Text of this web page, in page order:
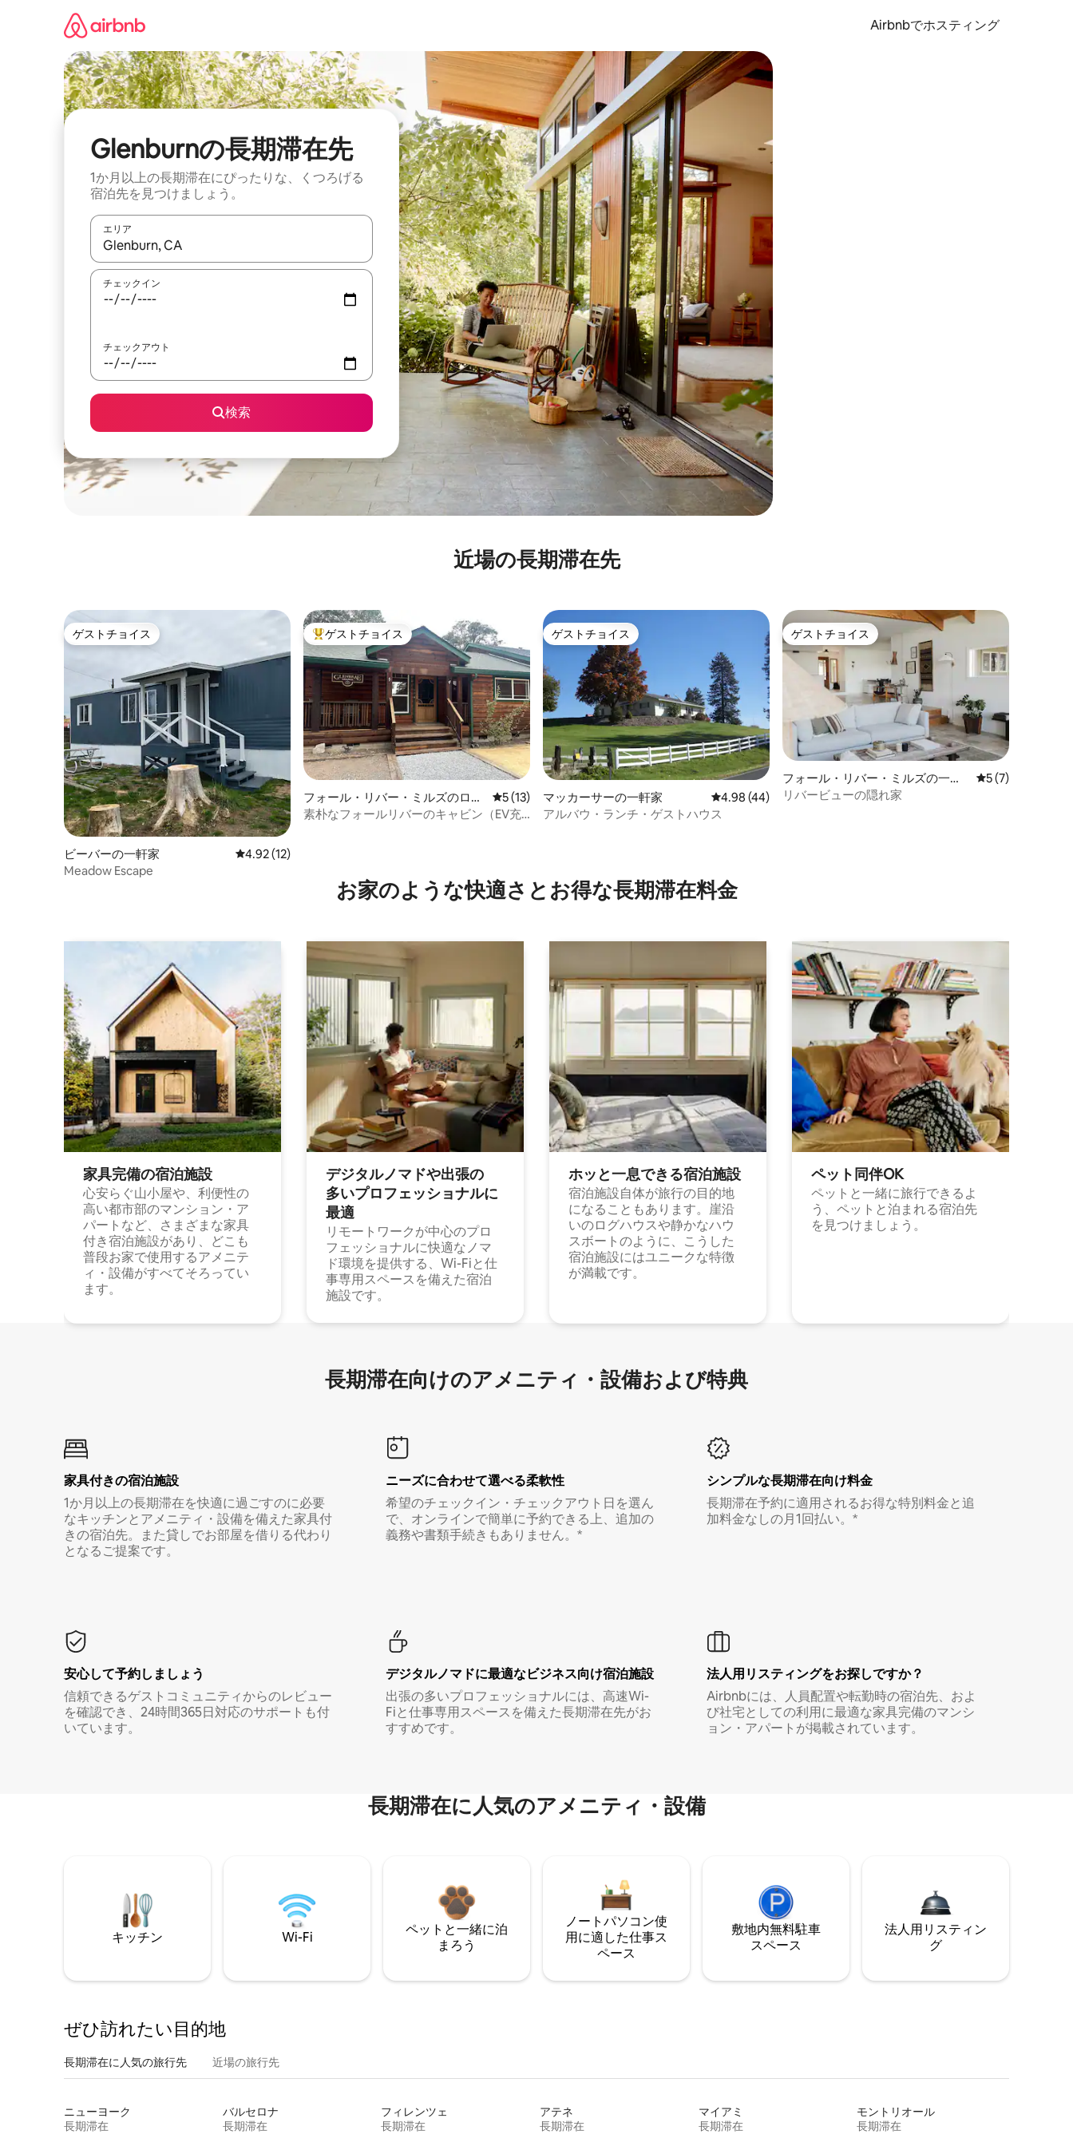
Airbnbでホスティング
Glenburnの長期滞在先
1か月以上の長期滞在にぴったりな、くつろげる
宿泊先を見つけましょう。
エリア
検索結果が表示されたら、上下の矢印キーを使って移動するか、画面をタッチまたはスワイプして検索結果を確認することができます。
チェックイン
チェックアウト
検索
近場の長期滞在先
ゲストチョイス
ゲストチョイス
ビーバーの一軒家 レビュー12件、5つ星中4.92つ星の平均評価
4.92 (12)
Meadow Escape
大好評のゲストチョイスです。
ゲストチョイス
フォール・リバー・ミルズのログ
ハウス
レビュー13件、5つ星中5つ星の平均評価
5 (13)
素朴なフォールリバーのキャビン（EV充
ゲストチョイス
ゲストチョイス
マッカーサーの一軒家 レビュー44件、5つ星中4.98つ星の平均評価
4.98 (44)
アルバウ・ランチ・ゲストハウス
ゲストチョイス
ゲストチョイス
フォール・リバー・ミルズの一軒
家
レビュー7件、5
5 (7)
リバービューの隠れ家
お家のような快⁠適⁠さ⁠とお⁠得⁠な長⁠期⁠滞⁠在料⁠金
家具完備の宿⁠泊⁠施⁠設
心安らぐ山小屋や、利便性の
高い都市部のマンション・ア
パートなど、さまざまな家具
付き宿泊施設があり、どこも
普段お家で使用するアメニテ
ィ・設備がすべてそろってい
ます。
デジタルノマドや出⁠張⁠の
多⁠いプ⁠ロ⁠フ⁠ェ⁠ッ⁠シ⁠ョ⁠ナ⁠ル⁠に
最⁠適
リモートワークが中心のプロ
フェッショナルに快適なノマ
ド環境を提供する、Wi-Fiと仕
事専用スペースを備えた宿泊
施設です。
ホッと一⁠息⁠で⁠き⁠る宿⁠泊施⁠設
宿泊施設自体が旅行の目的地
になることもあります。崖沿
いのログハウスや静かなハウ
スボートのように、こうした
宿泊施設にはユニークな特徴
が満載です。
ペット同⁠伴OK
ペットと一緒に旅行できるよ
う、ペットと泊まれる宿泊先
を見つけましょう。
長期滞在向け⁠のア⁠メ⁠ニ⁠テ⁠ィ⁠・設⁠備⁠および特⁠典
家具付き⁠の宿⁠泊⁠施⁠設
1か月以上の長期滞在を快適に過ごすのに必要
なキッチンとアメニティ・設備を備えた家具付
きの宿泊先。また貸しでお部屋を借りる代わり
となるご提案です。
ニーズに合わせて選べる柔軟性
希望のチェックイン・チェックアウト日を選ん
で、オンラインで簡単に予約できる上、追加の
義務や書類手続きもありません。*
シンプルな長期滞在向け料金
長期滞在予約に適用されるお得な特別料金と追
加料金なしの月1回払い。*
安心して予約しましょう
信頼できるゲストコミュニティからのレビュー
を確認でき、24時間365日対応のサポートも付
いています。
デジタルノマド⁠に最⁠適⁠なビ⁠ジ⁠ネ⁠ス⁠向⁠け宿⁠泊⁠施⁠設
出張の多いプロフェッショナルには、高速Wi-
Fiと仕事専用スペースを備えた長期滞在先がお
すすめです。
法人用リスティングをお探しですか？
Airbnbには、人員配置や転勤時の宿泊先、およ
び社宅としての利用に最適な家具完備のマンシ
ョン・アパートが掲載されています。
長期滞在に人気のアメニティ・設備
キッチン Wi-Fi
ペットと一緒に泊
まろう
ノートパソコン使
用に適した仕事ス
ペース
敷地内無料駐⁠車
ス⁠ペ⁠ー⁠ス
法人用リスティン
グ
ぜひ訪⁠れ⁠た⁠い目⁠的⁠地
長期滞在に人気の旅行先 近場の旅行先
ニューヨーク
長期滞在
バルセロナ
長期滞在
フィレンツェ
長期滞在
アテネ
長期滞在
マイアミ
長期滞在
モントリオール
長期滞在